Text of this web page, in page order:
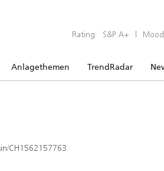
Rating: S&P A+ |
Anlagethemen TrendRadar
CH1562157763